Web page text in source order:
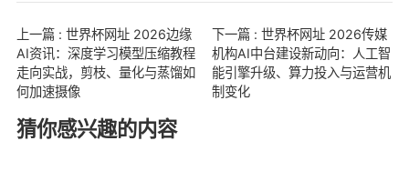
上一篇 : 世界杯网址 2026边缘
AI资讯：深度学习模型压缩教程
走向实战，剪枝、量化与蒸馏如
何加速摄像
下一篇 : 世界杯网址 2026传媒
机构AI中台建设新动向：人工智
能引擎升级、算力投入与运营机
制变化
猜你感兴趣的内容